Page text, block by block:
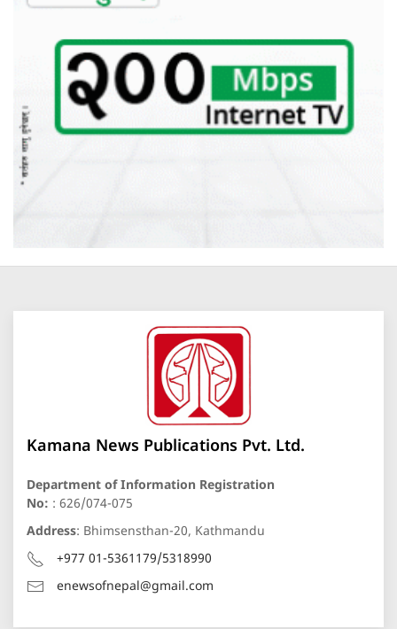
Kamana News Publications Pvt. Ltd.
Department of Information Registration
No: : 626/074-075
Address: Bhimsensthan-20, Kathmandu
+977 01-5361179/5318990
enewsofnepal@gmail.com